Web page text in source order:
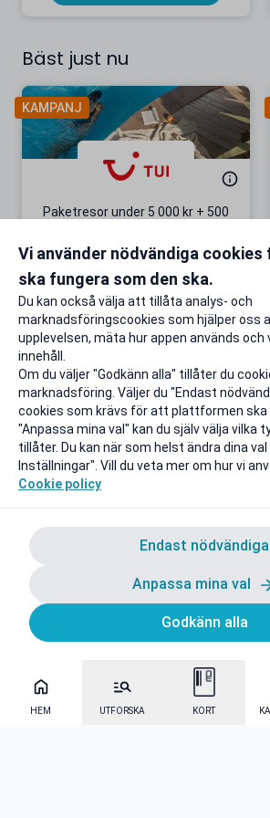
HEM UTFORSKA KORT
Bäst just nu
KAMPANJ
Paketresor under 5 000 kr + 500
Gäller även på redan prissänkta
Till rabatten
Vi använder nödvändiga
ska fungera som den ska.
Du kan också välja att tillåta analys- och
marknadsföringscookies som hjälper oss
upplevelsen, mäta hur appen används och
innehåll.
Om du väljer "Godkänn alla" tillåter du
marknadsföring. Väljer du "Endast
cookies som krävs för att plattformen ska
"Anpassa mina val" kan du själv välja vilka
tillåter. Du kan när som helst ändra dina val
Inställningar". Vill du veta mer om hur vi
Cookie policy
Endast nödvändiga
Anpassa mina val
Godkänn alla